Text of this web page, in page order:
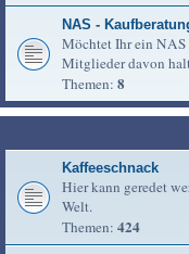
NAS -
Möchtet Ihr ein NAS
Mitglieder davon
Themen: 8
Kaffeeschnack
Hier kann geredet
Welt.
Themen: 424